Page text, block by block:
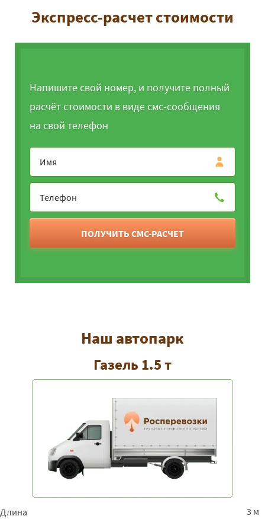
Экспресс-расчет стоимости
Напишите свой номер, и получите полный
расчёт стоимости в виде смс-сообщения
на свой телефон
ПОЛУЧИТЬ СМС-РАСЧЕТ
Наш автопарк
Газель 1.5 т
Длина 3 м